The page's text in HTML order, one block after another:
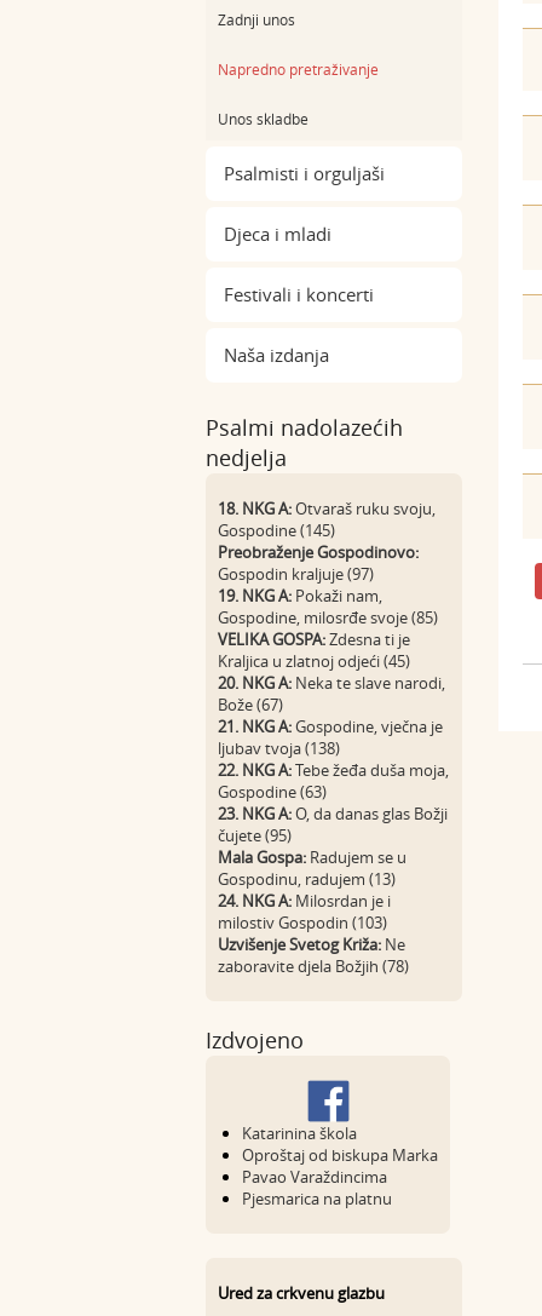
Zadnji unos
Napredno pretraživanje
Unos skladbe
Psalmisti i orguljaši
Djeca i mladi
Festivali i koncerti
Naša izdanja
Psalmi nadolazećih
nedjelja
18. NKG A:Otvaraš ruku svoju,
Gospodine (145)
Preobraženje Gospodinovo:
Gospodin kraljuje (97)
19. NKG A: Pokaži nam,
Gospodine, milosrđe svoje (85)
VELIKA GOSPA:Zdesna ti je
Kraljica u zlatnoj odjeći (45)
20. NKG A: Neka te slave narodi,
Bože (67)
21. NKG A:Gospodine, vječna je
ljubav tvoja (138)
22. NKG A:Tebe žeđa duša moja,
Gospodine (63)
23. NKG A:O, da danas glas Božji
čujete (95)
Mala Gospa: Radujem se u
Gospodinu, radujem (13)
24. NKG A: Milosrdan je i
milostiv Gospodin (103)
Uzvišenje Svetog Križa: Ne
zaboravite djela Božjih (78)
Izdvojeno
Katarinina škola
Oproštaj od biskupa Marka
Pavao Varaždincima
Pjesmarica na platnu
Ured za crkvenu glazbu